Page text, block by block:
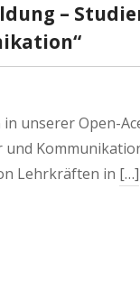
–
unserer Open-
Lehrkräften in […]